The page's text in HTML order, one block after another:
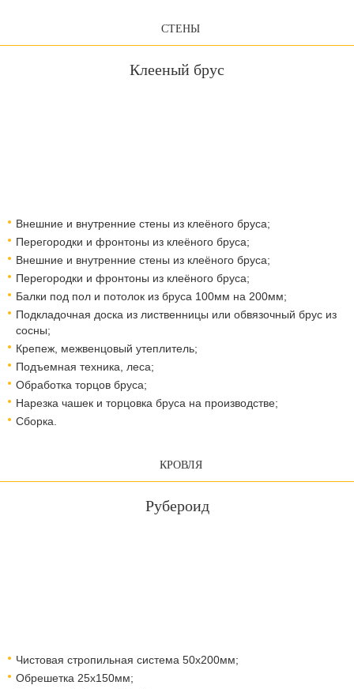
СТЕНЫ
Клееный брус
Внешние и внутренние стены из клеёного бруса;
Перегородки и фронтоны из клеёного бруса;
Внешние и внутренние стены из клеёного бруса;
Перегородки и фронтоны из клеёного бруса;
Балки под пол и потолок из бруса 100мм на 200мм;
Подкладочная доска из лиственницы или обвязочный брус из
сосны;
Крепеж, межвенцовый утеплитель;
Подъемная техника, леса;
Обработка торцов бруса;
Нарезка чашек и торцовка бруса на производстве;
Сборка.
КРОВЛЯ
Рубероид
Чистовая стропильная система 50х200мм;
Обрешетка 25х150мм;